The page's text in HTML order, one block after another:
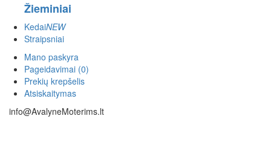
Žieminiai
KedaiNEW
Straipsniai
Mano paskyra
Pageidavimai (0)
Prekių krepšelis
Atsiskaitymas
info@AvalyneMoterims.lt